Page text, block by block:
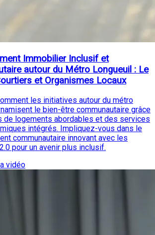
Immobilier Inclusif et
autour du Métro Longueuil : Le
et Organismes Locaux
les initiatives autour du métro
le bien-être communautaire grâce
de logements abordables et des services
intégrés. Impliquez-vous dans le
communautaire innovant avec les
pour un avenir plus inclusif.
vidéo